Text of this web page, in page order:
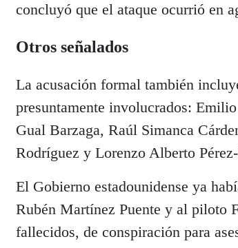
concluyó que el ataque ocurrió en
Otros señalados
La acusación formal también
presuntamente involucrados:
Gual Barzaga, Raúl Simanca
Rodríguez y Lorenzo Alberto
El Gobierno estadounidense ya
Rubén Martínez Puente y al piloto
fallecidos, de conspiración para